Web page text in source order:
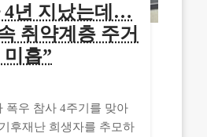
4년 지났는데…
취약계층 주거
흡”
폭우 참사 4주기를 맞아
후재난 희생자를 추모하